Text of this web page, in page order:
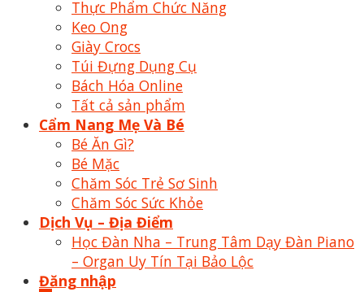
Thực Phẩm Chức Năng
Keo Ong
Giày Crocs
Túi Đựng Dụng Cụ
Bách Hóa Online
Tất cả sản phẩm
Cẩm Nang Mẹ Và Bé
Bé Ăn Gì?
Bé Mặc
Chăm Sóc Trẻ Sơ Sinh
Chăm Sóc Sức Khỏe
Dịch Vụ – Địa Điểm
Học Đàn Nha – Trung Tâm Dạy Đàn Piano
– Organ Uy Tín Tại Bảo Lộc
Đăng nhập